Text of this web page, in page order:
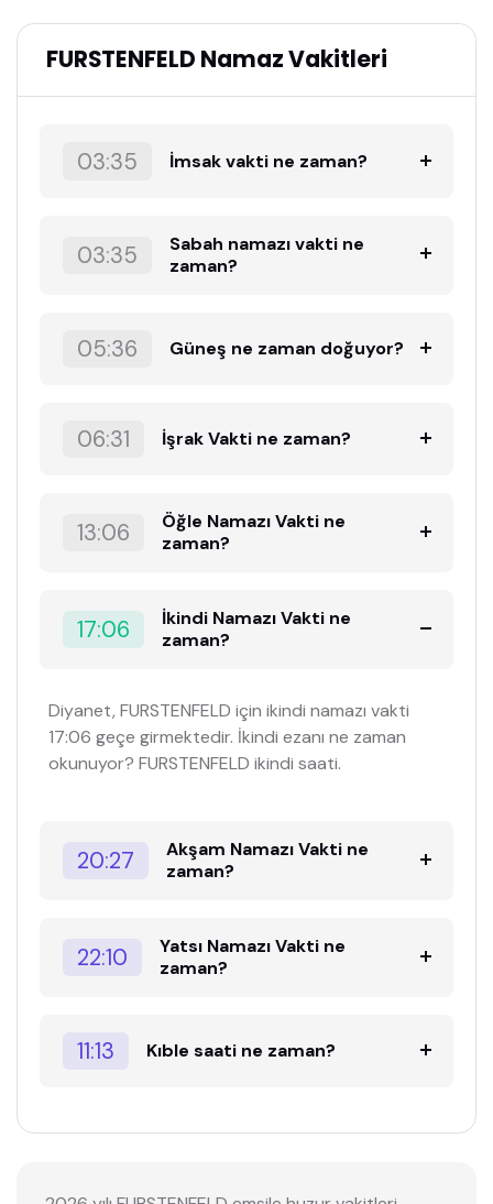
FURSTENFELD Namaz Vakitleri
03:35 İmsak vakti ne zaman?
03:35
Sabah namazı vakti ne
zaman?
05:36 Güneş ne zaman doğuyor?
06:31 İşrak Vakti ne zaman?
13:06
Öğle Namazı Vakti ne
zaman?
17:06
İkindi Namazı Vakti ne
zaman?
Diyanet, FURSTENFELD için ikindi namazı vakti
17:06 geçe girmektedir. İkindi ezanı ne zaman
okunuyor? FURSTENFELD ikindi saati.
20:27
Akşam Namazı Vakti ne
zaman?
22:10
Yatsı Namazı Vakti ne
zaman?
11:13 Kıble saati ne zaman?